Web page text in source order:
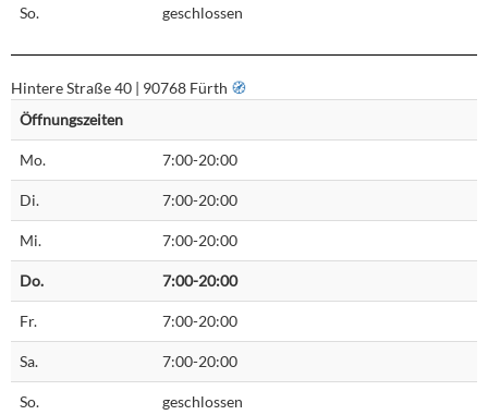
So. geschlossen
Hintere Straße 40 | 90768 Fürth 🧭︎
Öffnungszeiten
Mo. 7:00-20:00
Di. 7:00-20:00
Mi. 7:00-20:00
Do. 7:00-20:00
Fr. 7:00-20:00
Sa. 7:00-20:00
So. geschlossen